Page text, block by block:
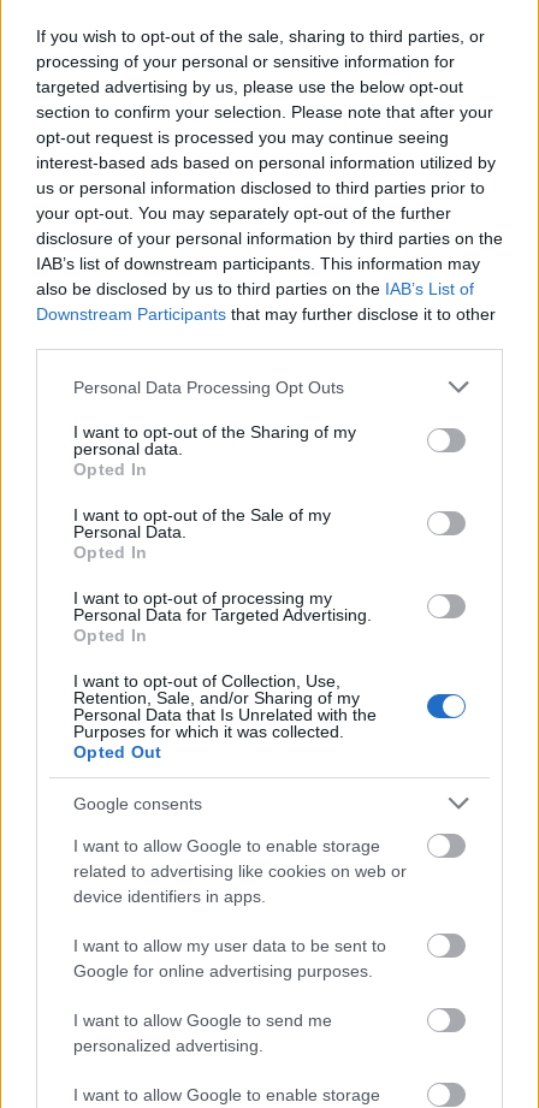
If you wish to opt-out of the sale, sharing to third parties, or
processing of your personal or sensitive information for
targeted advertising by us, please use the below opt-out
section to confirm your selection. Please note that after your
opt-out request is processed you may continue seeing
interest-based ads based on personal information utilized by
us or personal information disclosed to third parties prior to
your opt-out. You may separately opt-out of the further
disclosure of your personal information by third parties on the
IAB’s list of downstream participants. This information may
also be disclosed by us to third parties on the IAB’s List of
Downstream Participants that may further disclose it to other
Please note that this website/app uses one or more Google
not limited to your visit or usage behaviour. You may click to
grant or deny consent to Google and its third-party tags to
use your data for below specified purposes in below Google
consent section.
Personal Data Processing Opt Outs
I want to opt-out of the Sharing of my
personal data.
Opted In
I want to opt-out of the Sale of my
Personal Data.
Opted In
I want to opt-out of processing my
Personal Data for Targeted Advertising.
Opted In
I want to opt-out of Collection, Use,
Retention, Sale, and/or Sharing of my
Personal Data that Is Unrelated with the
Purposes for which it was collected.
Opted Out
Google consents
I want to allow Google to enable storage
related to advertising like cookies on web or
device identifiers in apps.
I want to allow my user data to be sent to
Google for online advertising purposes.
I want to allow Google to send me
personalized advertising.
I want to allow Google to enable storage
leleménnyel játszadozván ütemmel, zenével,
formával.
A nemrégen fellelt és kiadott vékonyka,
helyenként mégis vaskosnak bizonyuló
verseskönyvből egy literátor és egy színész
kanyarított egyórányi könnyes-mosolyos,
mondós-muzsikálós estet, amely először az
Őszi Kulturális Fesztiválon mutatkozik be.
Velemi Névtelen (Győrei Zsolt) - A nyíló
combok erdein túl
Budapest, Mátyás utca 9.)
Időpont:
2014. Október 18. (szombat) 19.00
Koncepció és előadja:
Dániel Viktor
Zeneszerző:
Jegyvásárlásért és további információkért
látogasson el a
honlapjára.
Színház Programajánló Magyar irodalom
AZ EMBERSÉG ÜNNEPE